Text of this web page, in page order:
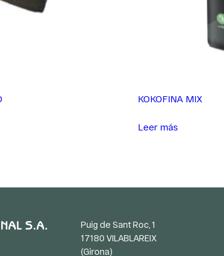
KOKOFINA MIX
Leer más
Puig de Sant Roc, 1
17180 VILABLAREIX
(Girona)